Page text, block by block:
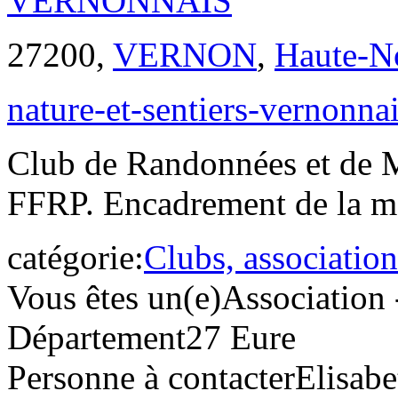
27200, VERNON, Haute-
nature-et-sentiers-
Club de Randonnées et
FFRP. Encadrement de la
catégorie:Clubs,
Vous êtes un(e)Association
Département27 Eure
Personne à contacter